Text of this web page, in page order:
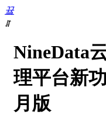
끀
ꁲ
首
页
数
据
库
DevOps
NineData
理平台新
月版